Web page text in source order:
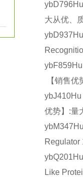
大从优、
【销售
优势】:量
Like